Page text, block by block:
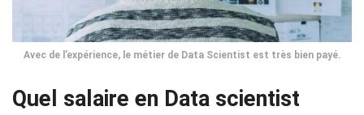
Avec de l’expérience, le métier de Data Scientist est très bien payé.
Quel salaire en Data scientist